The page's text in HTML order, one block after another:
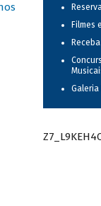
Filmes
Galeria